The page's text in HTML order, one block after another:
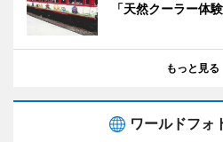
「天然クーラー
もっと見る
ワールドフォ